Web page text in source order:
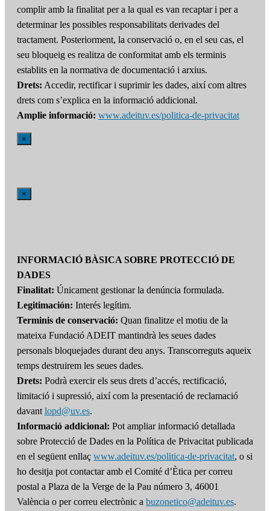
complir amb la finalitat per a la qual es van recaptar i per a
determinar les possibles responsabilitats derivades del
tractament. Posteriorment, la conservació o, en el seu cas, el
seu bloqueig es realitza de conformitat amb els terminis
establits en la normativa de documentació i arxius.
Drets: Accedir, rectificar i suprimir les dades, així com altres
drets com s’explica en la informació addicional.
Amplie informació: www.adeituv.es/politica-de-privacitat
×
×
INFORMACIÓ BÀSICA SOBRE PROTECCIÓ DE
DADES
Finalitat: Únicament gestionar la denúncia formulada.
Legitimación: Interés legítim.
Terminis de conservació: Quan finalitze el motiu de la
mateixa Fundació ADEIT mantindrà les seues dades
personals bloquejades durant deu anys. Transcorreguts aqueix
temps destruirem les seues dades.
Drets: Podrà exercir els seus drets d’accés, rectificació,
limitació i supressió, així com la presentació de reclamació
davantlopd@uv.es.
Informació addicional: Pot ampliar informació detallada
sobre Protecció de Dades en la Política de Privacitat publicada
en el següent enllaç www.adeituv.es/politica-de-privacitat, o si
ho desitja pot contactar amb el Comité d’Ètica per correu
postal a Plaza de la Verge de la Pau número 3, 46001
València o per correu electrònic a buzonetico@adeituv.es.